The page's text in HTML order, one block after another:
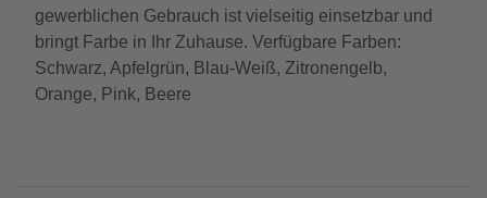
gewerblichen Gebrauch ist vielseitig einsetzbar und
bringt Farbe in Ihr Zuhause. Verfügbare Farben:
Schwarz, Apfelgrün, Blau-Weiß, Zitronengelb,
Orange, Pink, Beere